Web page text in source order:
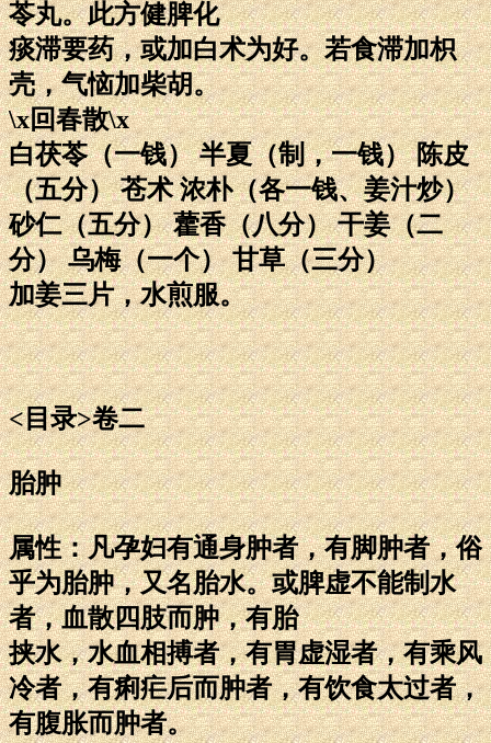
苓丸。此方健脾化
痰滞要药，或加白术为好。若食滞加枳
壳，气恼加柴胡。
\x回春散\x
白茯苓（一钱） 半夏（制，一钱） 陈皮
（五分） 苍术 浓朴（各一钱、姜汁炒）
砂仁（五分） 藿香（八分） 干姜（二
分） 乌梅（一个） 甘草（三分）
加姜三片，水煎服。
<目录>卷二
胎肿
属性：凡孕妇有通身肿者，有脚肿者，俗
乎为胎肿，又名胎水。或脾虚不能制水
者，血散四肢而肿，有胎
挟水，水血相搏者，有胃虚湿者，有乘风
冷者，有痢疟后而肿者，有饮食太过者，
有腹胀而肿者。